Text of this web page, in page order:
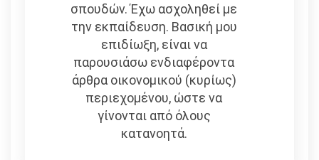
σπουδών. Έχω ασχοληθεί με
την εκπαίδευση. Βασική μου
επιδίωξη, είναι να
παρουσιάσω ενδιαφέροντα
άρθρα οικονομικού (κυρίως)
περιεχομένου, ώστε να
γίνονται από όλους
κατανοητά.